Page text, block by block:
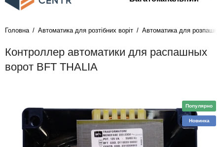
Головна Автоматика для розтібних воріт Автоматика для
Контроллер автоматики для распашных
ворот BFT THALIA
Популярно
Новинка